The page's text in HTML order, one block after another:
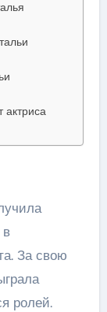
актриса
За свою
ролей.